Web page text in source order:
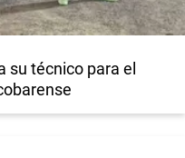
su técnico para el